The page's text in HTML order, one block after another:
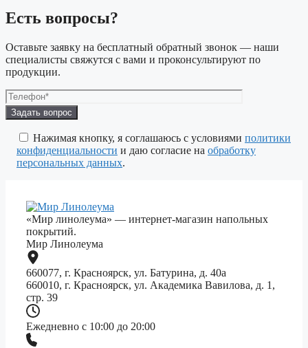
Есть вопросы?
Оставьте заявку на бесплатный обратный звонок — наши
специалисты свяжутся с вами и проконсультируют по
продукции.
Оставьте
это
поле
пустым.
Нажимая кнопку, я соглашаюсь с условиями политики
конфиденциальности и даю согласие на обработку
персональных данных.
«Мир линолеума» — интернет-магазин напольных
покрытий.
Мир Линолеума
660077, г. Красноярск, ул. Батурина, д. 40а
660010, г. Красноярск, ул. Академика Вавилова, д. 1,
стр. 39
Ежедневно с 10:00 до 20:00